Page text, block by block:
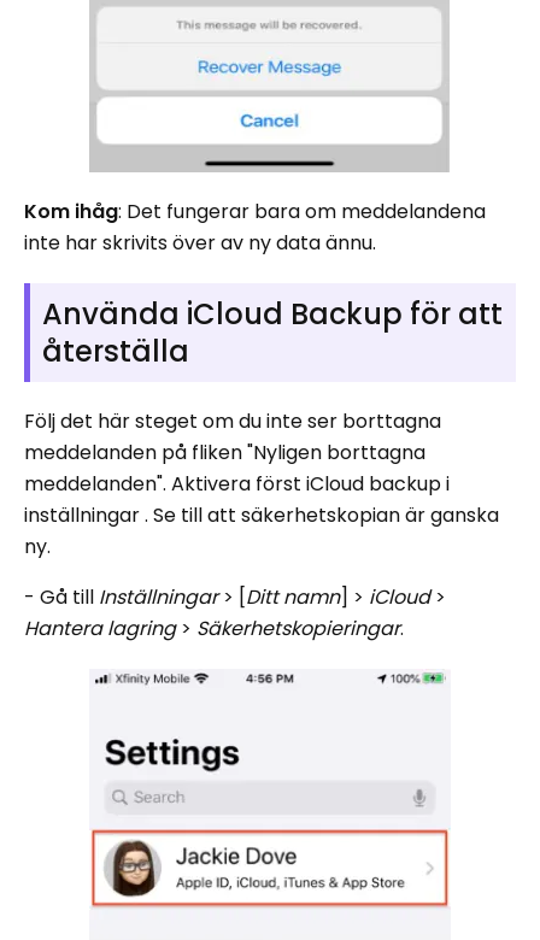
Kom ihåg: Det fungerar bara om meddelandena
inte har skrivits över av ny data ännu.
Använda iCloud Backup för att
återställa
Följ det här steget om du inte ser borttagna
meddelanden på fliken "Nyligen borttagna
meddelanden". Aktivera först iCloud backup i
inställningar . Se till att säkerhetskopian är ganska
ny.
- Gå till Inställningar> [Ditt namn] > iCloud>
Hantera lagring> Säkerhetskopieringar.